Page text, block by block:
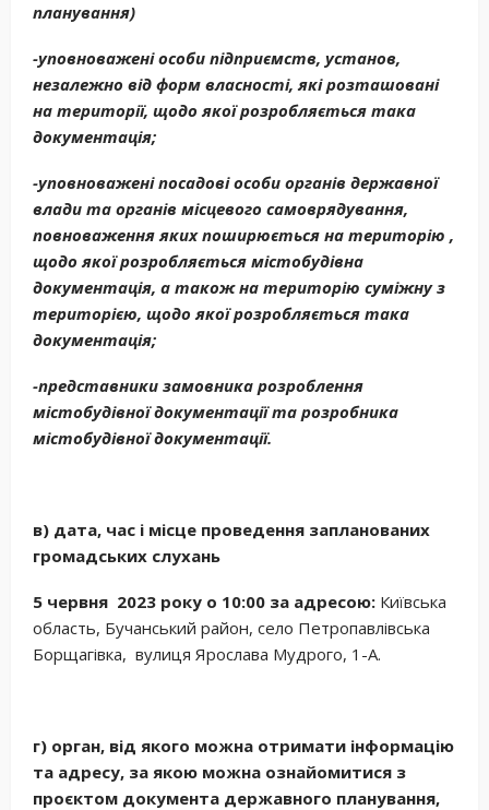
планування)
-уповноважені особи підприємств, установ,
незалежно від форм власності, які розташовані
на території, щодо якої розробляється така
документація;
-уповноважені посадові особи органів державної
влади та органів місцевого самоврядування,
повноваження яких поширюється на територію ,
щодо якої розробляється містобудівна
документація, а також на територію суміжну з
територією, щодо якої розробляється така
документація;
-представники замовника розроблення
містобудівної документації та розробника
містобудівної документації.
в) дата, час і місце проведення запланованих
громадських слухань
5 червня 2023 року о 10:00 за адресою: Київська
область, Бучанський район, село Петропавлівська
Борщагівка, вулиця Ярослава Мудрого, 1-А.
г) орган, від якого можна отримати інформацію
та адресу, за якою можна ознайомитися з
проєктом документа державного планування,